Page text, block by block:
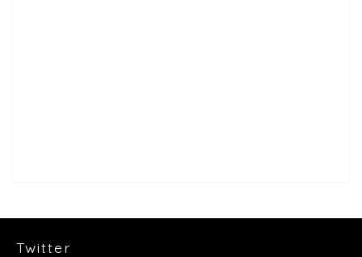
Twitter